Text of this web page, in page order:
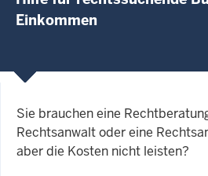
Einkommen
Sie brauchen eine
Rechtsanwalt oder eine
aber die Kosten nicht leisten?